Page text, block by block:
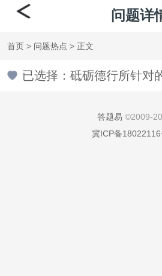
问题详
首页> 问题热点 > 正文
已选择：砥砺德行所针对
答题易 ©2009-
冀ICP备